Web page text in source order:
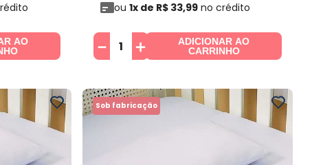
AO
ou 1x de R$ 33,99no crédito
＋
－
ADICIONAR AO
CARRINHO
Sob fabricação